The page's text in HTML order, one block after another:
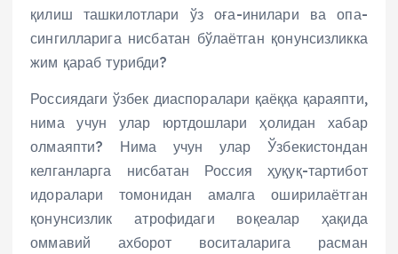
қилиш ташкилотлари ўз оға-инилари ва опа-
сингилларига нисбатан бўлаётган қонунсизликка
жим қараб турибди?
Россиядаги ўзбек диаспоралари қаёққа қараяпти,
нима учун улар юртдошлари ҳолидан хабар
олмаяпти? Нима учун улар Ўзбекистондан
келганларга нисбатан Россия ҳуқуқ-тартибот
идоралари томонидан амалга оширилаётган
қонунсизлик атрофидаги воқеалар ҳақида
оммавий ахборот воситаларига расман